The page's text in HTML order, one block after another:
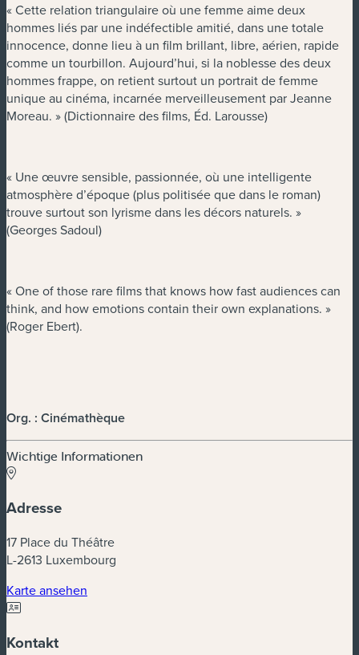
« Cette relation triangulaire où une femme aime deux
hommes liés par une indéfectible amitié, dans une totale
innocence, donne lieu à un film brillant, libre, aérien, rapide
comme un tourbillon. Aujourd’hui, si la noblesse des deux
hommes frappe, on retient surtout un portrait de femme
unique au cinéma, incarnée merveilleusement par Jeanne
Moreau. » (Dictionnaire des films, Éd. Larousse)
« Une œuvre sensible, passionnée, où une intelligente
atmosphère d’époque (plus politisée que dans le roman)
trouve surtout son lyrisme dans les décors naturels. »
(Georges Sadoul)
« One of those rare films that knows how fast audiences can
think, and how emotions contain their own explanations. »
(Roger Ebert).
Org. : Cinémathèque
Wichtige Informationen
Adresse
17 Place du Théâtre
L-2613 Luxembourg
Karte ansehen
Kontakt